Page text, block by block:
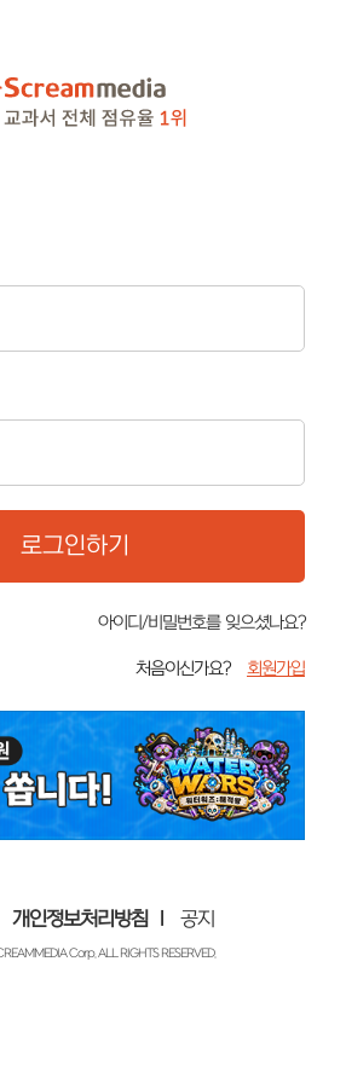
아이디/비밀번호를 잊으셨나요?
처음이신가요? 회원가입
개인정보처리방침 공지
Corp. ALL RIGHTS RESERVED.